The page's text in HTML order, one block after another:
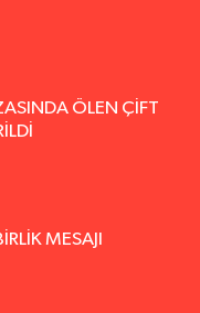
ÖLEN ÇİFT
MESAJI